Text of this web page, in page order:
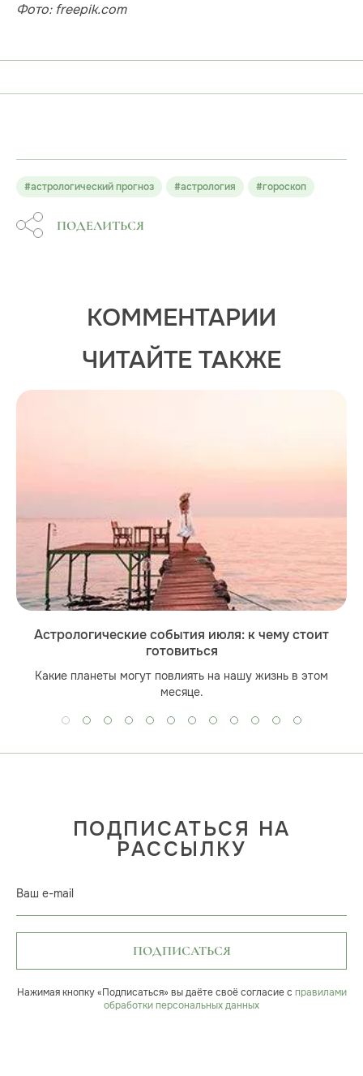
Фото: freepik.com
#астрологический прогноз #астрология #гороскоп
ПОДЕЛИТЬСЯ
КОММЕНТАРИИ
ЧИТАЙТЕ ТАКЖЕ
Астрологические события июля: к чему стоит
готовиться
Какие планеты могут повлиять на нашу жизнь в этом
месяце.
ПОДПИСАТЬСЯ НА
РАССЫЛКУ
Ваш e-mail
ПОДПИСАТЬСЯ
Нажимая кнопку «Подписаться» вы даёте своё согласие с правилами
обработки персональных данных